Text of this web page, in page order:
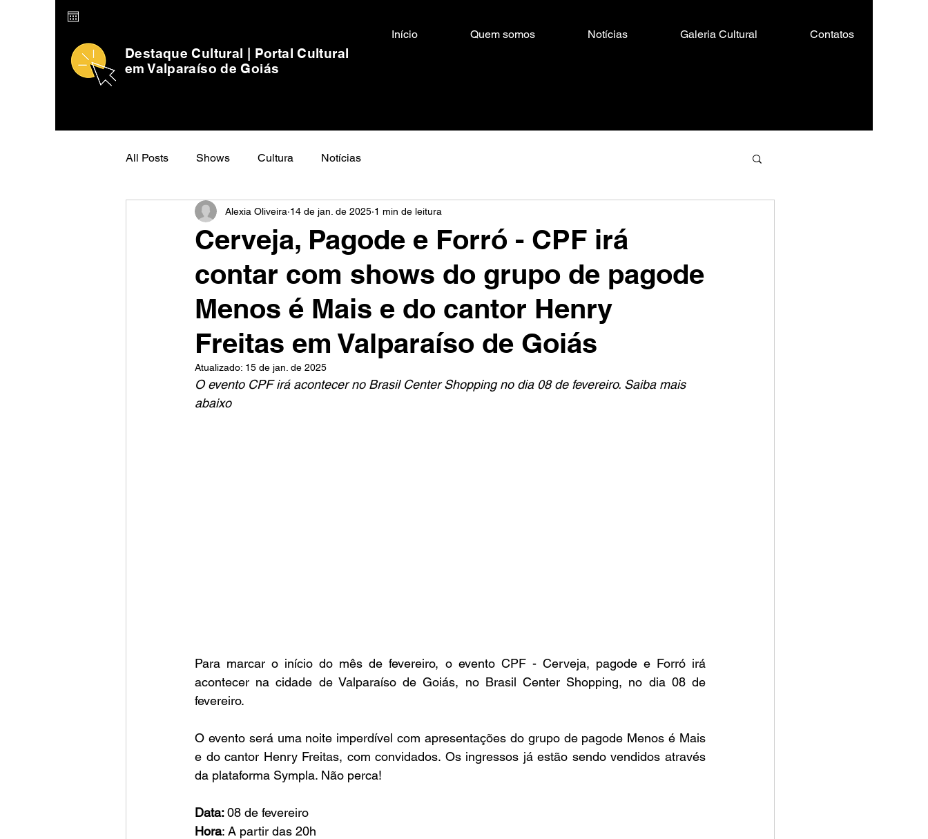
Destaque Cultural | Portal Cultural
em Valparaíso de Goiás
Início Quem somos Notícias Galeria Cultural Contatos
All Posts Shows Cultura Notícias
Cerveja, Pagode e Forró - CPF irá
contar com shows do grupo de pagode
Menos é Mais e do cantor Henry
Freitas em Valparaíso de Goiás
Alexia Oliveira 14 de jan. de 2025 1 min de leitura
Atualizado: 15 de jan. de 2025
O evento CPF irá acontecer no Brasil Center Shopping no dia 08 de fevereiro. Saiba mais
abaixo
Para marcar o início do mês de fevereiro, o evento CPF - Cerveja, pagode e Forró irá
acontecer na cidade de Valparaíso de Goiás, no Brasil Center Shopping, no dia 08 de
fevereiro.
O evento será uma noite imperdível com apresentações do grupo de pagode Menos é Mais
e do cantor Henry Freitas, com convidados. Os ingressos já estão sendo vendidos através
da plataforma Sympla. Não perca!
Data: 08 de fevereiro
Hora: A partir das 20h